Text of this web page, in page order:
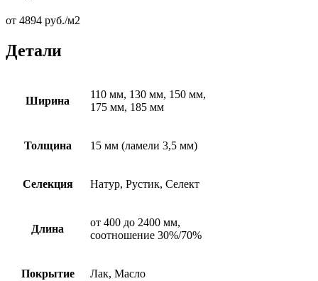
от 4894 руб./м2
Детали
Ширина
110 мм, 130 мм, 150 мм,
175 мм, 185 мм
Толщина 15 мм (ламели 3,5 мм)
Селекция Натур, Рустик, Селект
Длина
от 400 до 2400 мм,
соотношение 30%/70%
Покрытие Лак, Масло